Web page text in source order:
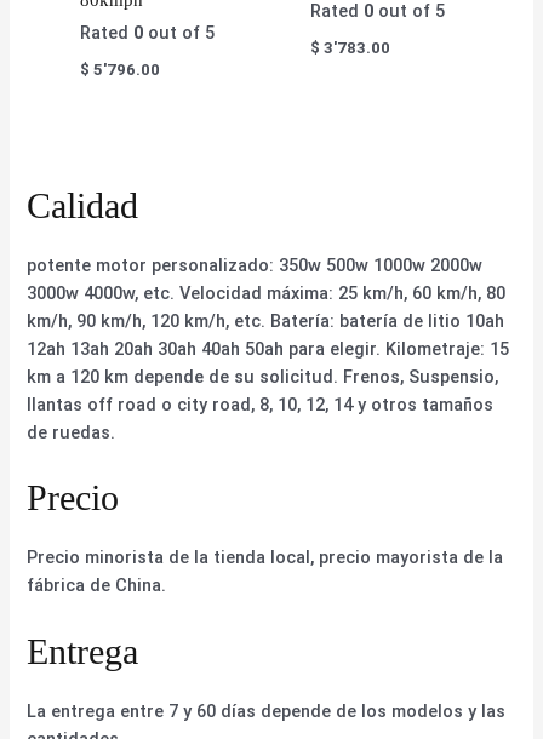
Rated 0 out of 5
$ 5'796.00
Rated 0out of 5
$ 3'783.00
Calidad
potente motor personalizado: 350w 500w 1000w 2000w
3000w 4000w, etc. Velocidad máxima: 25 km/h, 60 km/h, 80
km/h, 90 km/h, 120 km/h, etc. Batería: batería de litio 10ah
12ah 13ah 20ah 30ah 40ah 50ah para elegir. Kilometraje: 15
km a 120 km depende de su solicitud. Frenos, Suspensio,
llantas off road o city road, 8, 10, 12, 14 y otros tamaños
de ruedas.
Precio
Precio minorista de la tienda local, precio mayorista de la
fábrica de China.
Entrega
La entrega entre 7 y 60 días depende de los modelos y las